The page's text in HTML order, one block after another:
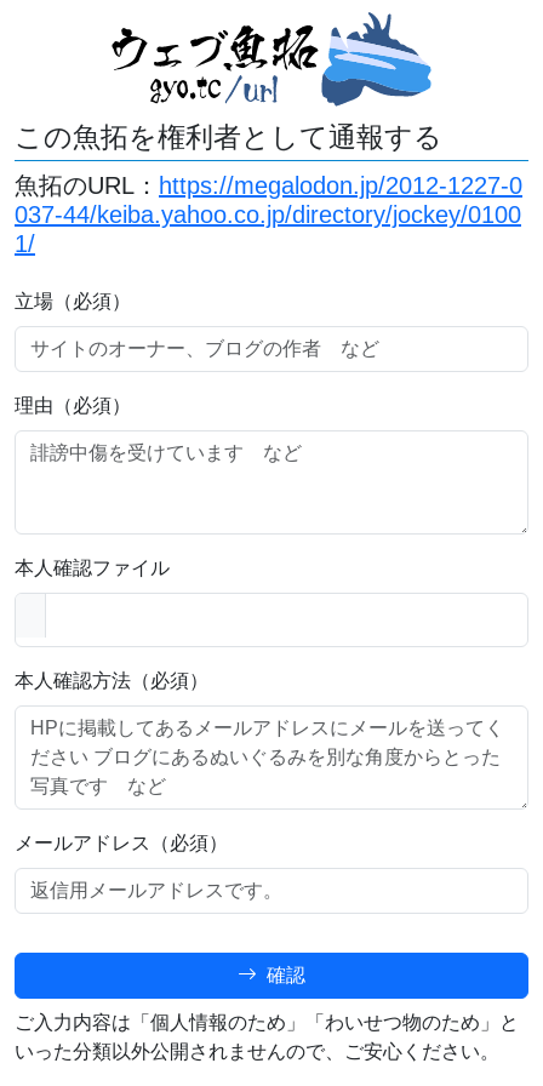
この魚拓を権利者として通報する
魚拓のURL： https://megalodon.jp/2012-1227-0
037-44/keiba.yahoo.co.jp/directory/jockey/0100
1/
立場（必須）
理由（必須）
本人確認ファイル
本人確認方法（必須）
メールアドレス（必須）
確認
ご入力内容は「個人情報のため」「わいせつ物のため」と
いった分類以外公開されませんので、ご安心ください。